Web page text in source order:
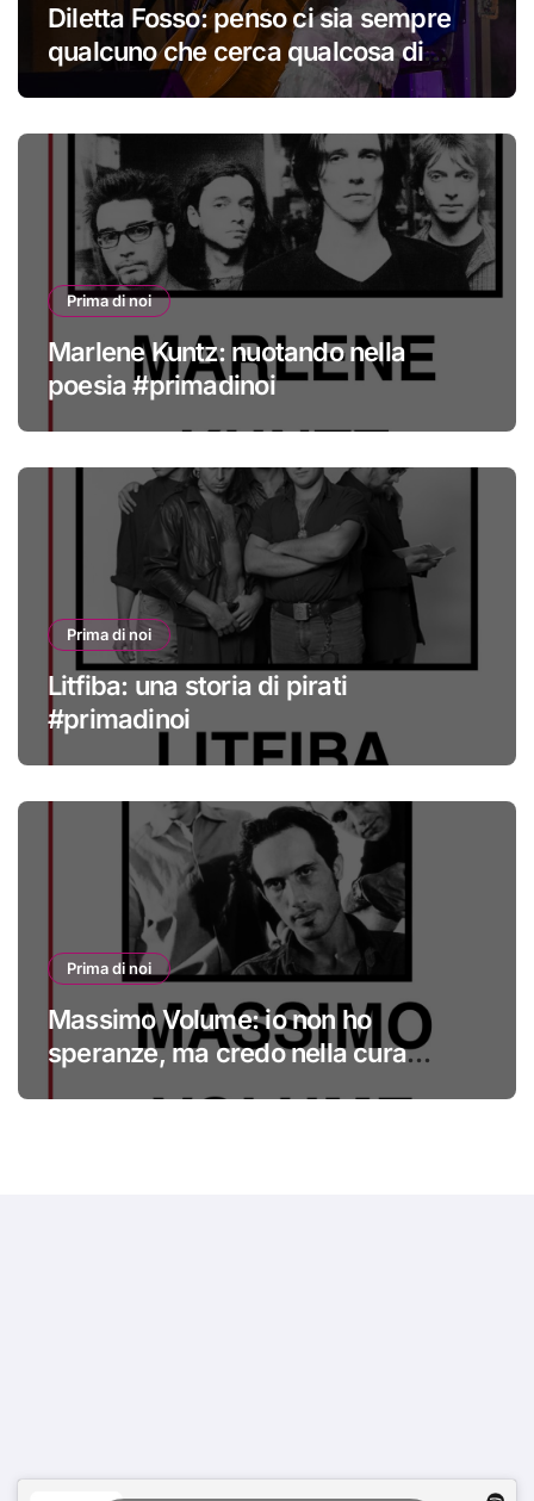
Diletta Fosso: penso ci sia sempre
qualcuno che cerca qualcosa di
Prima di noi
Marlene Kuntz: nuotando nella
poesia #primadinoi
Prima di noi
Litfiba: una storia di pirati
#primadinoi
Prima di noi
Massimo Volume: io non ho
speranze, ma credo nella cura